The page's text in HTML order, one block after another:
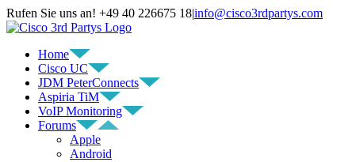
Rufen Sie uns an! +49 40 226675 18|info@cisco3rdpartys.com
Home
Cisco UC
JDM PeterConnects
Aspiria TiM
VoIP Monitoring
Forums
Apple
Android